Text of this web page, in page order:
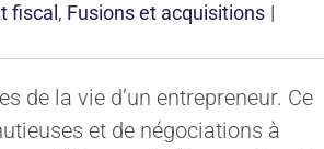
fiscal , Fusions et acquisitions |
de la vie d’un entrepreneur. Ce
et de négociations à